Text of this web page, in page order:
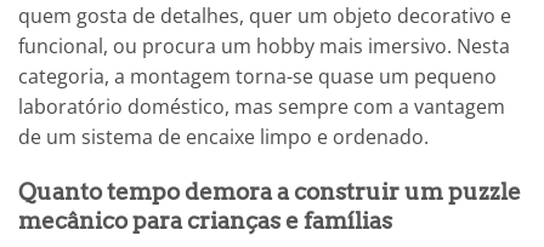
quem gosta de detalhes, quer um objeto decorativo e
funcional, ou procura um hobby mais imersivo. Nesta
categoria, a montagem torna-se quase um pequeno
laboratório doméstico, mas sempre com a vantagem
de um sistema de encaixe limpo e ordenado.
Quanto tempo demora a construir um puzzle
mecânico para crianças e famílias